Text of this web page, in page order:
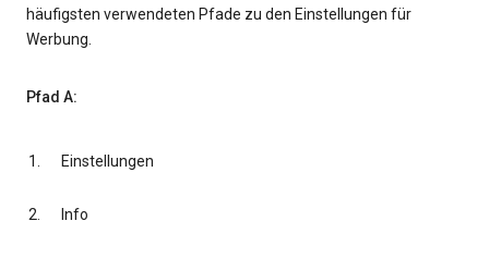
häufigsten verwendeten Pfade zu den Einstellungen für
Werbung.
Pfad A:
Einstellungen
Info